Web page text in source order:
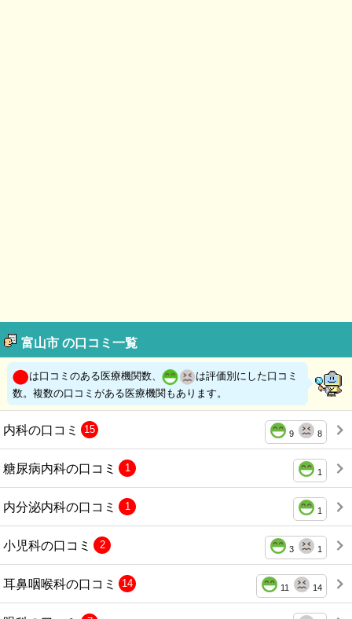
富山市 の口コミ一覧
は口コミのある医療機関数、
は評価別にした口コミ
数。複数の口コミがある医療機関もあります。
内科の口コミ 9 8
15
糖尿病内科の口コミ 1
1
内分泌内科の口コミ 1
1
小児科の口コミ 3 1
2
耳鼻咽喉科の口コミ 11 14
14